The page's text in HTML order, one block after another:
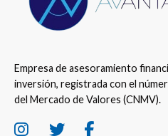
Empresa de asesoramiento
inversión, registrada con el
del Mercado de Valores (CNMV).